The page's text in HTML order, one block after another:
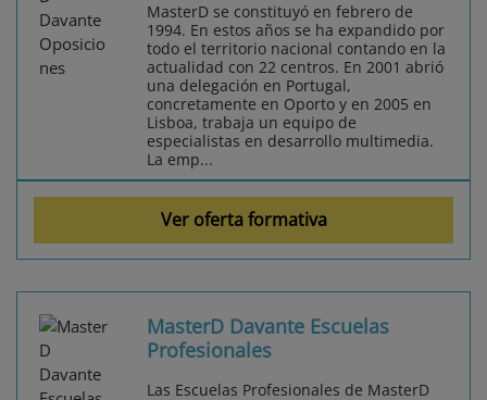
MasterD se constituyó en febrero de
1994. En estos años se ha expandido por
todo el territorio nacional contando en la
actualidad con 22 centros. En 2001 abrió
una delegación en Portugal,
concretamente en Oporto y en 2005 en
Lisboa, trabaja un equipo de
especialistas en desarrollo multimedia.
La emp...
Ver oferta formativa
MasterD Davante Escuelas
Profesionales
Las Escuelas Profesionales de MasterD